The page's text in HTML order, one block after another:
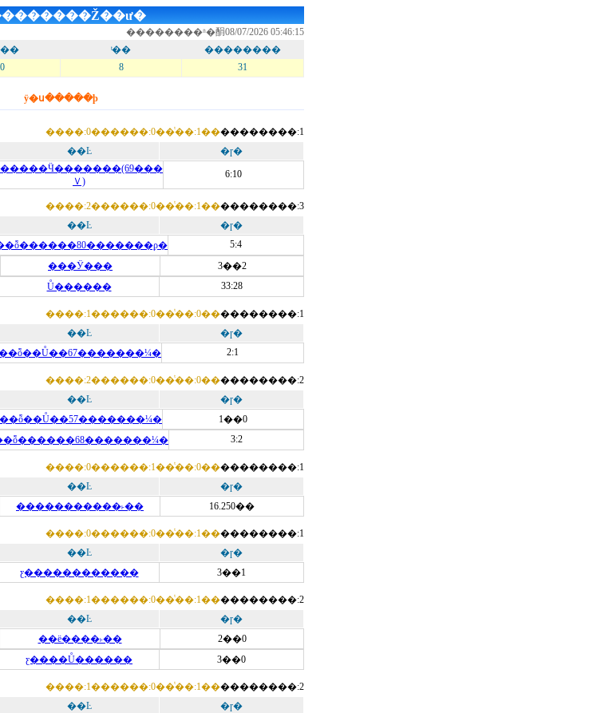
��������ʱ�䣺08/07/2026 05:46:15
ͭ��
��������
8 31
ÿ�ս�����ϸ
����:0������:0��ͭ��:1����������:1
��Ŀ �ɼ�
Ｖ)
6:10
����:2������:0��ͭ��:1����������:3
��Ŀ
�ɼ�
5:4
���Ӱ���
3��2
Ů������ 33:28
����:1������:0��ͭ��:0����������:1
��Ŀ
�ɼ�
2:1
����:2������:0��ͭ��:0����������:2
��Ŀ
�ɼ�
��ȭ��Ů��57�������¼�
1��0
3:2
����:0������:1��ͭ��:0����������:1
��Ŀ
�ɼ�
�����������˫�� 16.250��
����:0������:0��ͭ��:1����������:1
��Ŀ
�ɼ�
ƹ������������ 3��1
����:1������:0��ͭ��:1����������:2
��Ŀ
�ɼ�
��ë����˫��
2��0
ƹ����Ů������ 3��0
����:1������:0��ͭ��:1����������:2
��Ŀ
�ɼ�